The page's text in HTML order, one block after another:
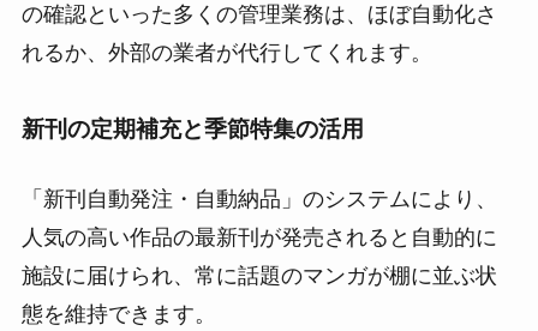
の確認といった多くの管理業務は、ほぼ自動化さ
れるか、外部の業者が代行してくれます。
新刊の定期補充と季節特集の活用
「新刊自動発注・自動納品」のシステムにより、
人気の高い作品の最新刊が発売されると自動的に
施設に届けられ、常に話題のマンガが棚に並ぶ状
態を維持できます。